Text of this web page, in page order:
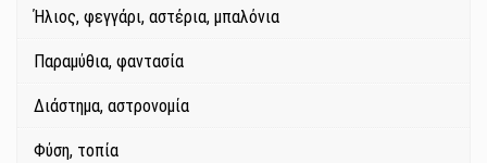
Ήλιος, φεγγάρι, αστέρια, μπαλόνια
Παραμύθια, φαντασία
Διάστημα, αστρονομία
Φύση, τοπία